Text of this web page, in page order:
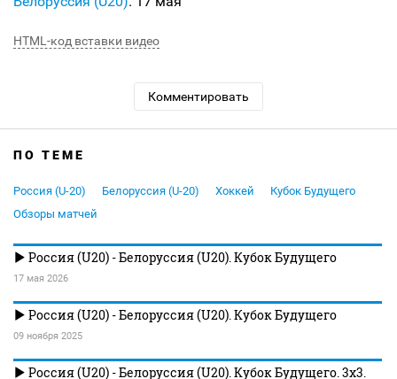
HTML-код вставки видео
Комментировать
ПО ТЕМЕ
Россия (U-20) Белоруссия (U-20) Хоккей
Кубок Будущего
Обзоры матчей
Россия (U20) - Белоруссия (U20). Кубок Будущего
17 мая 2026
Россия (U20) - Белоруссия (U20). Кубок Будущего
09 ноября 2025
Россия (U20) - Белоруссия (U20). Кубок Будущего. 3х3.